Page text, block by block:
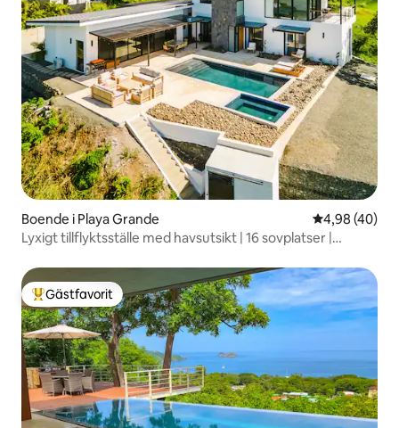
Boende i Playa Grande 4,98 av 5 i
4,98 (40)
Lyxigt tillflyktsställe med havsutsikt | 16 sovplatser |
Populär gästfavorit
Gästfavorit